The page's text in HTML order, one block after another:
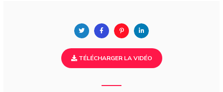
TÉLÉCHARGER LA VIDÉO